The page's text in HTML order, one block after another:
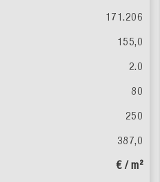
171.206
155,0
2.0
80
250
387,0
€ / m²